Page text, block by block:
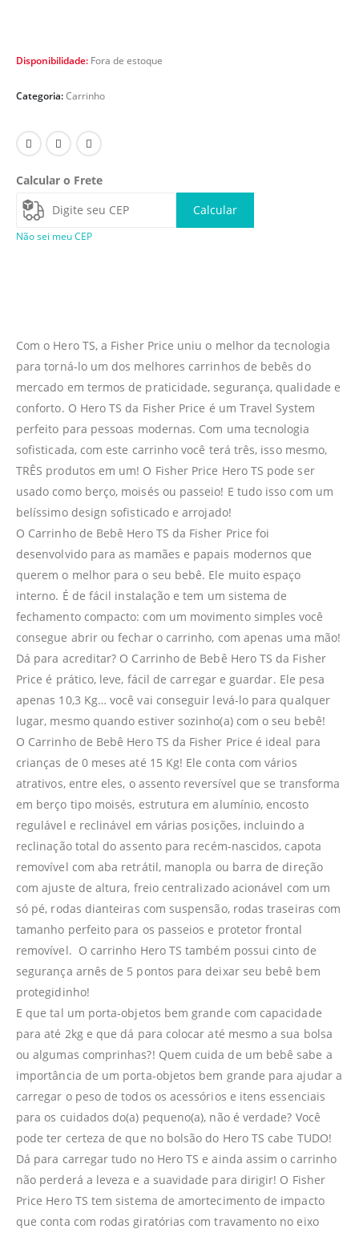
Disponibilidade: Fora de estoque
Categoria:Carrinho
Calcular o Frete
Calcular
Não sei meu CEP
Com o Hero TS, a Fisher Price uniu o melhor da tecnologia
para torná-lo um dos melhores carrinhos de bebês do
mercado em termos de praticidade, segurança, qualidade e
conforto. O Hero TS da Fisher Price é um Travel System
perfeito para pessoas modernas. Com uma tecnologia
sofisticada, com este carrinho você terá três, isso mesmo,
TRÊS produtos em um! O Fisher Price Hero TS pode ser
usado como berço, moisés ou passeio! E tudo isso com um
belíssimo design sofisticado e arrojado!
O Carrinho de Bebê Hero TS da Fisher Price foi
desenvolvido para as mamães e papais modernos que
querem o melhor para o seu bebê. Ele muito espaço
interno. É de fácil instalação e tem um sistema de
fechamento compacto: com um movimento simples você
consegue abrir ou fechar o carrinho, com apenas uma mão!
Dá para acreditar? O Carrinho de Bebê Hero TS da Fisher
Price é prático, leve, fácil de carregar e guardar. Ele pesa
apenas 10,3 Kg… você vai conseguir levá-lo para qualquer
lugar, mesmo quando estiver sozinho(a) com o seu bebê!
O Carrinho de Bebê Hero TS da Fisher Price é ideal para
crianças de 0 meses até 15 Kg! Ele conta com vários
atrativos, entre eles, o assento reversível que se transforma
em berço tipo moisés, estrutura em alumínio, encosto
regulável e reclinável em várias posições, incluindo a
reclinação total do assento para recém-nascidos, capota
removível com aba retrátil, manopla ou barra de direção
com ajuste de altura, freio centralizado acionável com um
só pé, rodas dianteiras com suspensão, rodas traseiras com
tamanho perfeito para os passeios e protetor frontal
removível. O carrinho Hero TS também possui cinto de
segurança arnês de 5 pontos para deixar seu bebê bem
protegidinho!
E que tal um porta-objetos bem grande com capacidade
para até 2kg e que dá para colocar até mesmo a sua bolsa
ou algumas comprinhas?! Quem cuida de um bebê sabe a
importância de um porta-objetos bem grande para ajudar a
carregar o peso de todos os acessórios e itens essenciais
para os cuidados do(a) pequeno(a), não é verdade? Você
pode ter certeza de que no bolsão do Hero TS cabe TUDO!
Dá para carregar tudo no Hero TS e ainda assim o carrinho
não perderá a leveza e a suavidade para dirigir! O Fisher
Price Hero TS tem sistema de amortecimento de impacto
que conta com rodas giratórias com travamento no eixo